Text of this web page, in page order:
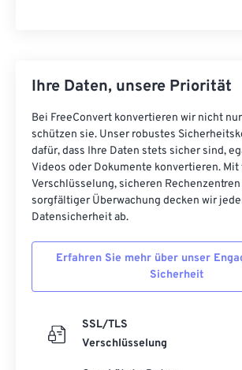
Ihre Daten, unsere Priorität
Bei FreeConvert konvertieren wir nicht
schützen sie. Unser robustes
dafür, dass Ihre Daten stets sicher sind,
Videos oder Dokumente konvertieren.
Verschlüsselung, sicheren Rechenzentren
sorgfältiger Überwachung decken wir
Datensicherheit ab.
Erfahren Sie mehr über unser
Sicherheit
SSL/TLS
Verschlüsselung